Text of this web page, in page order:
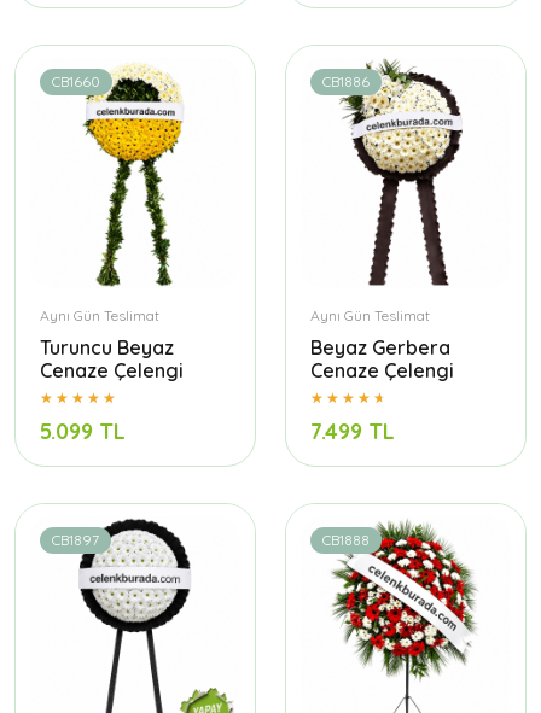
CB1660
Aynı Gün Teslimat
Turuncu Beyaz
Cenaze Çelengi
5.099 TL
CB1886
Aynı Gün Teslimat
Beyaz Gerbera
Cenaze Çelengi
7.499 TL
CB1897 CB1888